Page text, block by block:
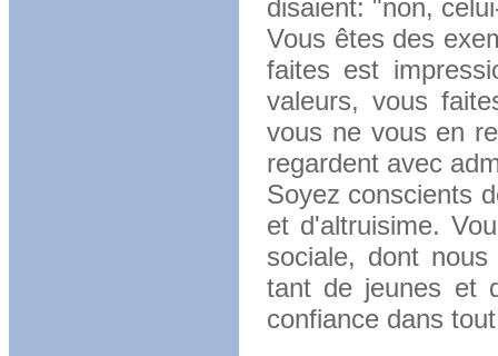
disaient: "non,
Vous êtes des
faites est
valeurs, vous
vous ne vous en
regardent avec
Soyez conscients
et d'altruisime.
sociale, dont
tant de jeunes et
confiance dans